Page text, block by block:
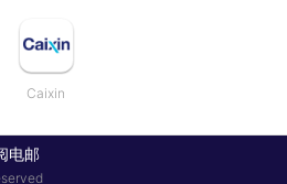
Caixin
电邮